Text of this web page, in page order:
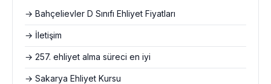
→ Bahçelievler D Sınıfı Ehliyet Fiyatları
→ İletişim
→ 257. ehliyet alma süreci en iyi
→ Sakarya Ehliyet Kursu